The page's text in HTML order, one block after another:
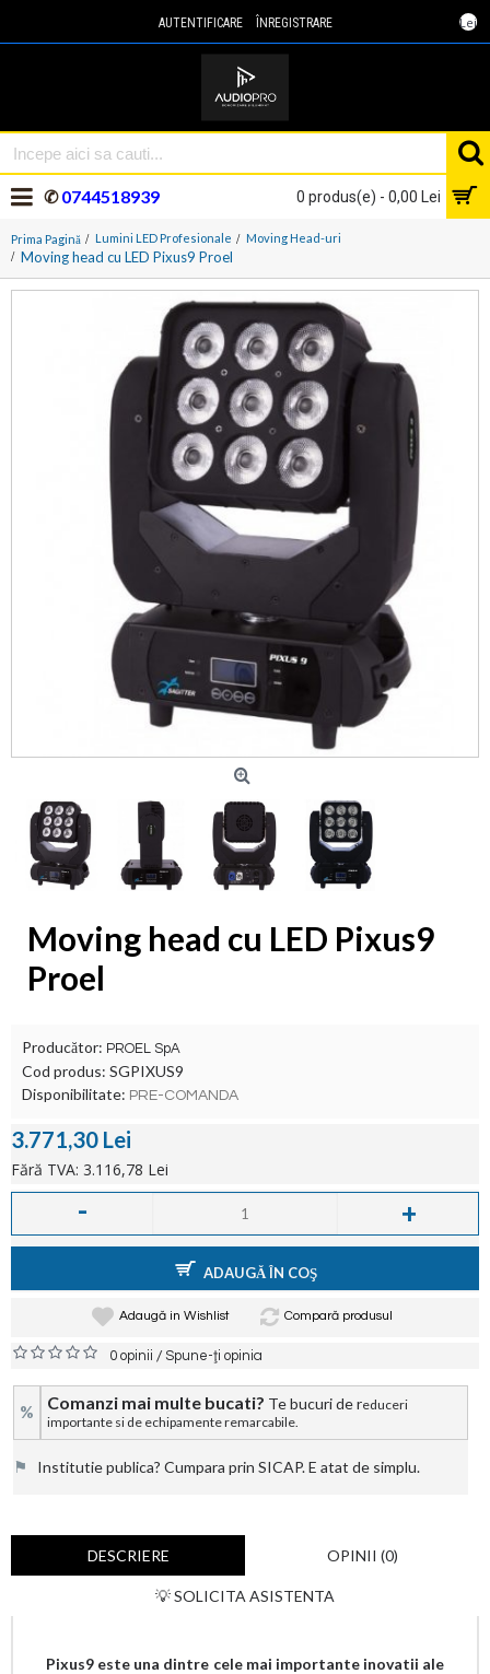
Lei
AUTENTIFICARE ÎNREGISTRARE
0 produs(e) - 0,00 Lei
✆0744518939
Prima Pagină Lumini LED Profesionale Moving Head-uri
Moving head cu LED Pixus9 Proel
Moving head cu LED Pixus9
Proel
Producător: PROEL SpA
Cod produs: SGPIXUS9
Disponibilitate: PRE-COMANDA
3.771,30 Lei
Fără TVA: 3.116,78 Lei
- +
ADAUGĂ ÎN COŞ
Adaugă in Wishlist Compară produsul
0 opinii /Spune-ţi opinia
% Comanzi mai multe bucati? Te bucuri de reduceri
importante si de echipamente remarcabile.
⚑ Institutie publica? Cumpara prin SICAP. E atat de simplu.
DESCRIERE OPINII (0)
💡 SOLICITA ASISTENTA
Pixus9 este una dintre cele mai importante inovatii ale